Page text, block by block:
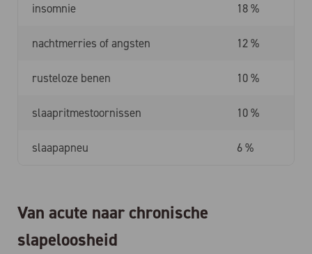
insomnie 18 %
nachtmerries of angsten 12 %
rusteloze benen 10 %
slaapritmestoornissen 10 %
slaapapneu 6 %
Van acute naar chronische
slapeloosheid